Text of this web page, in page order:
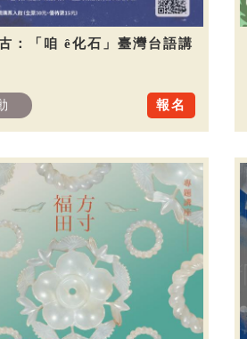
：「咱 ê化石」臺灣台語講
報名